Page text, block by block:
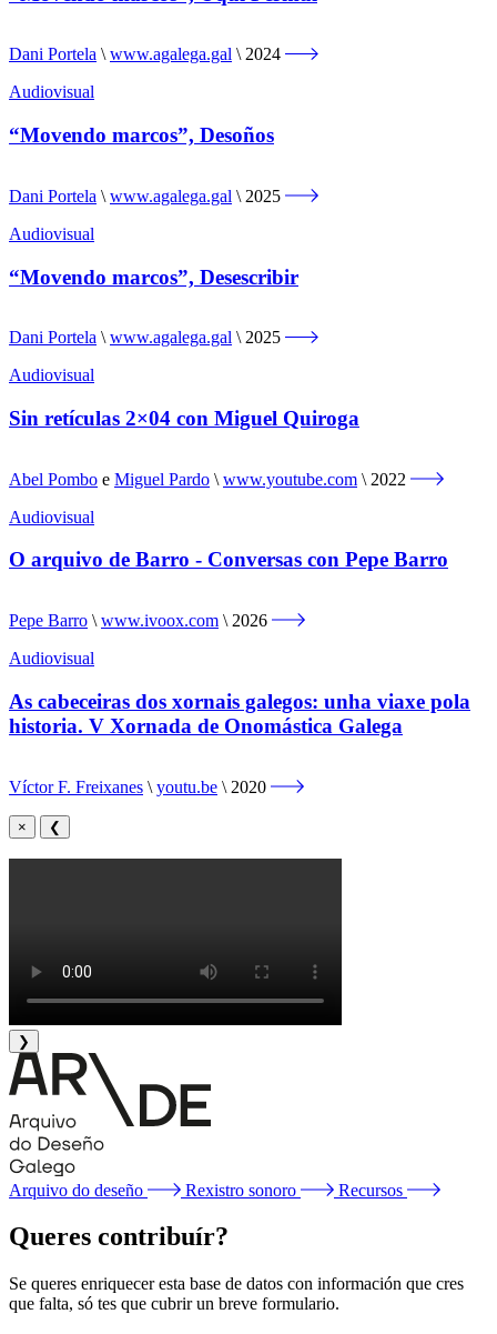
Dani Portela www.agalega.gal
2024
Audiovisual
“Movendo marcos”, Desoños
Dani Portela www.agalega.gal
2025
Audiovisual
“Movendo marcos”, Desescribir
Dani Portela www.agalega.gal
2025
Audiovisual
Sin retículas 2×04 con Miguel Quiroga
Abel Pombo e Miguel Pardo www.youtube.com
2022
Audiovisual
O arquivo de Barro - Conversas con Pepe Barro
Pepe Barro www.ivoox.com
2026
Audiovisual
As cabeceiras dos xornais galegos: unha viaxe pola
historia. V Xornada de Onomástica Galega
Víctor F. Freixanes youtu.be 2020
× ❮
❯
Arquivo do deseño Rexistro sonoro Recursos
Queres contribuír?
Se queres enriquecer esta base de datos con información que cres
que falta, só tes que cubrir un breve formulario.